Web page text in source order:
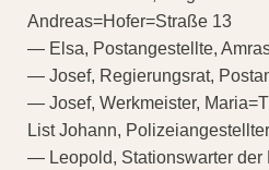
Andreas=Hofer=Straße 13
— Elsa, Postangestellte,
— Josef, Regierungsrat,
— Josef, Werkmeister,
List Johann,
— Leopold, Stationswarter der